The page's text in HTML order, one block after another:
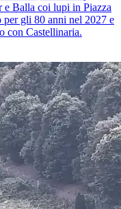
e Balla coi lupi in Piazza
gli 80 anni nel 2027 e
con Castellinaria.